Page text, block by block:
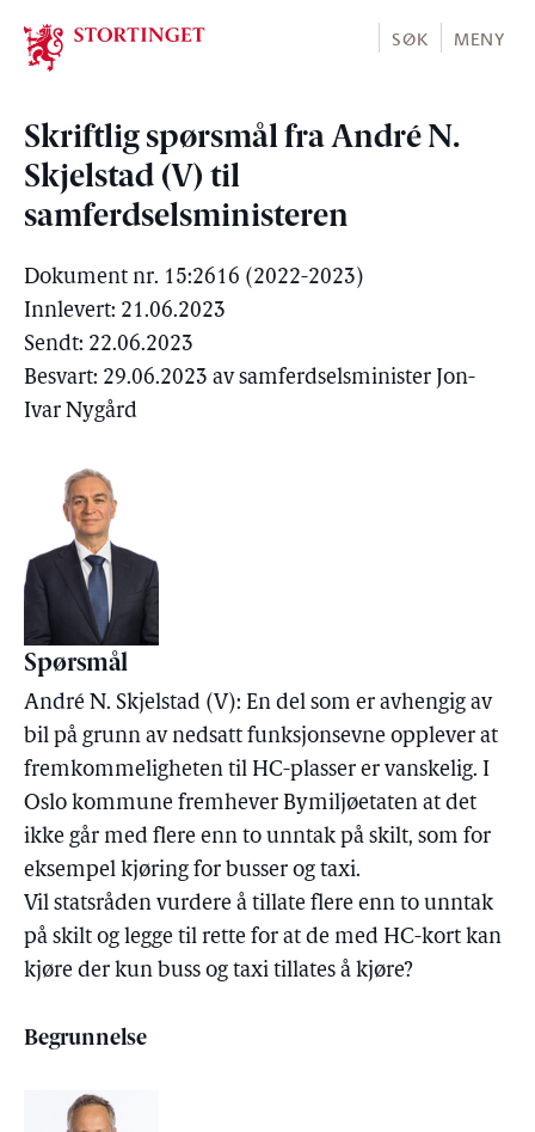
Stortinget.no
SØK MENY
Skriftlig spørsmål fra André N.
Skjelstad (V) til
samferdselsministeren
Dokument nr. 15:2616 (2022-2023)
Innlevert: 21.06.2023
Sendt: 22.06.2023
Besvart: 29.06.2023 av samferdselsminister Jon-
Ivar Nygård
Spørsmål
André N. Skjelstad (V): En del som er avhengig av
bil på grunn av nedsatt funksjonsevne opplever at
fremkommeligheten til HC-plasser er vanskelig. I
Oslo kommune fremhever Bymiljøetaten at det
ikke går med flere enn to unntak på skilt, som for
eksempel kjøring for busser og taxi.
Vil statsråden vurdere å tillate flere enn to unntak
på skilt og legge til rette for at de med HC-kort kan
kjøre der kun buss og taxi tillates å kjøre?
Begrunnelse